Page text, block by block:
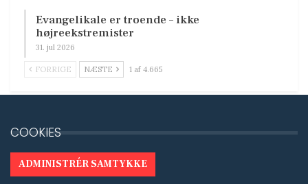
Evangelikale er troende – ikke
højreekstremister
31. jul 2026
FORRIGE NÆSTE 1 af 4.665
COOKIES
ADMINISTRÉR SAMTYKKE